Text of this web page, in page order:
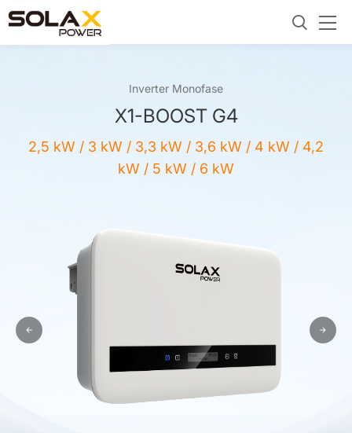
Inverter Monofase
X1-BOOST G4
2,5 kW / 3 kW / 3,3 kW / 3,6 kW / 4 kW / 4,2
kW / 5 kW / 6 kW